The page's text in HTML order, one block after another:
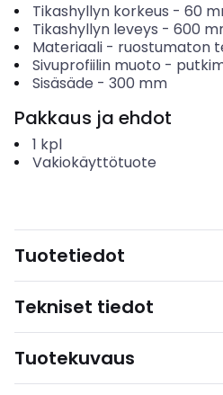
Tikashyllyn korkeus - 60
Tikashyllyn leveys - 600
Materiaali- ruostumaton
Sivuprofiilin muoto -
Sisäsäde - 300 mm
Pakkaus ja ehdot
1 kpl
Vakiokäyttötuote
Tuotetiedot
Tekniset tiedot
Tuotekuvaus